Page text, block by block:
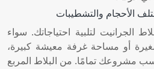
الأحجام والتشطيبات
الجرانيت لتلبية احتياجاتك. سواء
أو مساحة غرفة معيشة كبيرة،
مشروعك تمامًا. من البلاط المربع